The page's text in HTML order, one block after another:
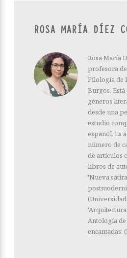
ROSA MARÍA DÍEZ
Rosa María
profesora
Filología de
Burgos.
géneros
desde una
estudio
español. Es
número de
de artículos
libros de
'Nueva
(Universidad
Antología de
encantadas'